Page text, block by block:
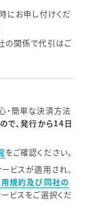
にお申し付けくだ
の関係で代引はご
・簡単な決済方法
で、発行から14日
をご確認ください。
ビスが適用され、
規約及び同社の
ビスをご選択くだ